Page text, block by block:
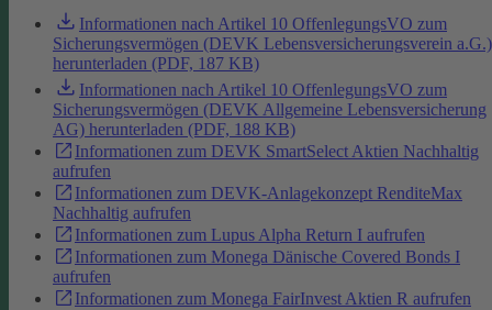
Informationen nach Artikel 10 OffenlegungsVO zum
Sicherungsvermögen (DEVK Lebensversicherungsverein a.G.)
herunterladen (PDF, 187 KB)
Informationen nach Artikel 10 OffenlegungsVO zum
Sicherungsvermögen (DEVK Allgemeine Lebensversicherung
AG) herunterladen (PDF, 188 KB)
Informationen zum DEVK SmartSelect Aktien Nachhaltig
aufrufen
Informationen zum DEVK-Anlagekonzept RenditeMax
Nachhaltig aufrufen
Informationen zum Lupus Alpha Return I aufrufen
Informationen zum Monega Dänische Covered Bonds I
aufrufen
Informationen zum Monega FairInvest Aktien R aufrufen